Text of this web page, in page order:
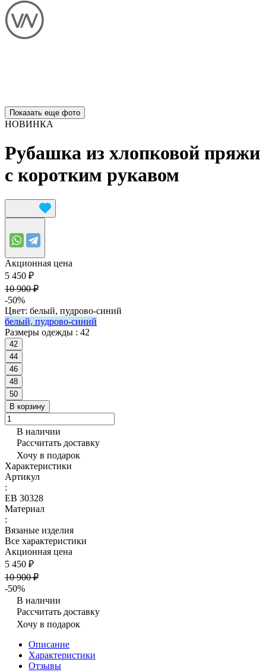
Показать еще фото
НОВИНКА
Рубашка из хлопковой пряжи
с коротким рукавом
Акционная цена
5 450 ₽
10 900 ₽
-50%
Цвет: белый, пудрово-синий
белый, пудрово-синий
Размеры одежды : 42
42
44
46
48
50
В корзину
В наличии
Рассчитать доставку
Хочу в подарок
Характеристики
Артикул
:
ЕВ 30328
Материал
:
Вязаные изделия
Все характеристики
Акционная цена
5 450 ₽
10 900 ₽
-50%
В наличии
Рассчитать доставку
Хочу в подарок
Описание
Характеристики
Отзывы